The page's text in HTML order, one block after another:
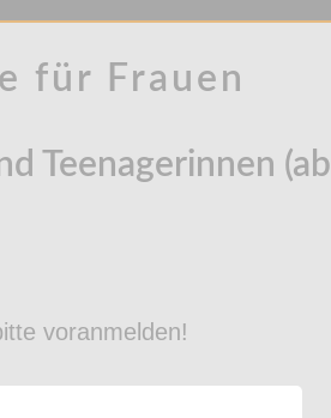
für Frauen
Teenagerinnen (ab
voranmelden!